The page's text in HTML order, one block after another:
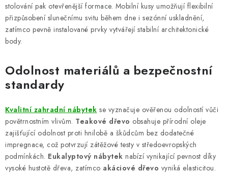
stolování pak otevřenější formace. Mobilní kusy umožňují flexibilní
přizpůsobení slunečnímu svitu během dne i sezónní uskladnění,
zatímco pevně instalované prvky vytvářejí stabilní architektonické
body.
Odolnost materiálů a bezpečnostní
standardy
Kvalitní zahradní nábytek se vyznačuje ověřenou odolností vůči
povětrnostním vlivům. Teakové dřevo obsahuje přírodní oleje
zajišťující odolnost proti hnilobě a škůdcům bez dodatečné
impregnace, což potvrzují zátěžové testy v středoevropských
podmínkách. Eukalyptový nábytek nabízí vynikající pevnost díky
vysoké hustotě dřeva, zatímco akáciové dřevo vyniká elasticitou.